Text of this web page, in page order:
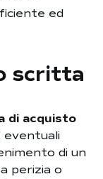
ed
scritta
di acquisto
eventuali
di un
perizia o